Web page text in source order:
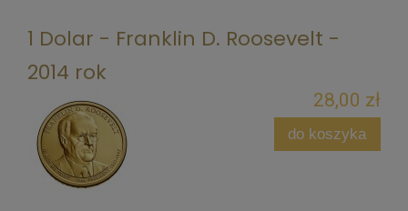
1 Dolar - Franklin D. Roosevelt -
2014 rok
28,00 zł
do koszyka